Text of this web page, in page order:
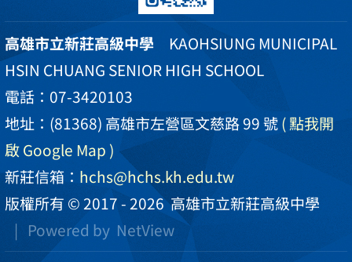
高雄市立新莊高級中學 KAOHSIUNG MUNICIPAL
HSIN CHUANG SENIOR HIGH SCHOOL
電話：07-3420103
地址：(81368) 高雄市左營區文慈路 99 號( 點我開
啟 Google Map )
新莊信箱： hchs@hchs.kh.edu.tw
版權所有 © 2017 - 2026高雄市立新莊高級中學
| Powered by NetView